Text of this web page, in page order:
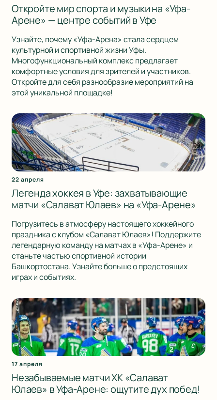
Откройте мир спорта и музыки на «Уфа-
Арене» — центре событий в Уфе
Узнайте, почему «Уфа-Арена» стала сердцем
культурной и спортивной жизни Уфы.
Многофункциональный комплекс предлагает
комфортные условия для зрителей и участников.
Откройте для себя разнообразие мероприятий на
этой уникальной площадке!
22 апреля
Легенда хоккея в Уфе: захватывающие
матчи «Салават Юлаев» на «Уфа-Арене»
Погрузитесь в атмосферу настоящего хоккейного
праздника с клубом «Салават Юлаев»! Поддержите
легендарную команду на матчах в «Уфа-Арене» и
станьте частью спортивной истории
Башкортостана. Узнайте больше о предстоящих
играх и событиях.
17 апреля
Незабываемые матчи ХК «Салават
Юлаев» в Уфа-Арене: ощутите дух побед!